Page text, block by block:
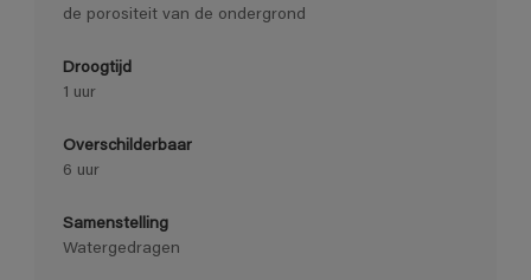
de porositeit van de ondergrond
Droogtijd
1 uur
Overschilderbaar
6 uur
Samenstelling
Watergedragen